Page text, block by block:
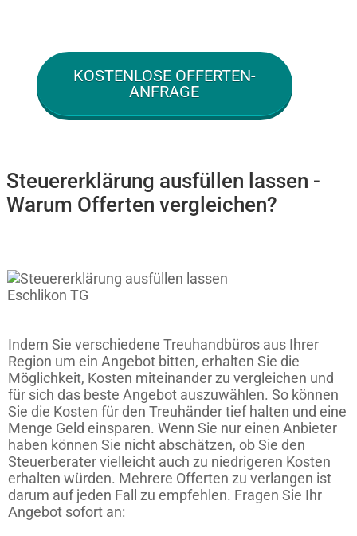
KOSTENLOSE OFFERTEN-
ANFRAGE
Steuererklärung ausfüllen lassen -
Warum Offerten vergleichen?
Indem Sie verschiedene Treuhandbüros aus Ihrer
Region um ein Angebot bitten, erhalten Sie die
Möglichkeit, Kosten miteinander zu vergleichen und
für sich das beste Angebot auszuwählen. So können
Sie die Kosten für den Treuhänder tief halten und eine
Menge Geld einsparen. Wenn Sie nur einen Anbieter
haben können Sie nicht abschätzen, ob Sie den
Steuerberater vielleicht auch zu niedrigeren Kosten
erhalten würden. Mehrere Offerten zu verlangen ist
darum auf jeden Fall zu empfehlen. Fragen Sie Ihr
Angebot sofort an: